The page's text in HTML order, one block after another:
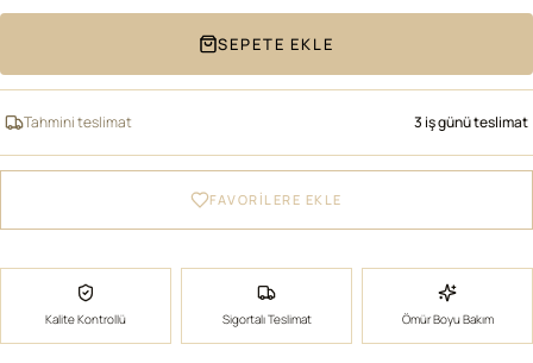
SEPETE EKLE
Tahmini teslimat 3 iş günü teslimat
FAVORİLERE EKLE
Kalite Kontrollü Sigortalı Teslimat Ömür Boyu Bakım